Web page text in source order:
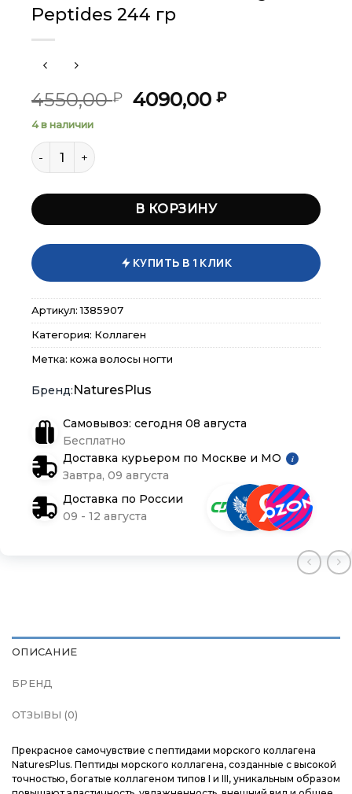
Peptides 244 гр
4550,00₽ Первоначальная
4090,00₽Текущая
4 в наличии
Количество товара NaturesPlus Marine Collagen
В КОРЗИНУ
КУПИТЬ В 1 КЛИК
Артикул:1385907
Категория: Коллаген
Метка: кожа волосы ногти
NaturesPlus
Самовывоз: сегодня 08 августа
Бесплатно
Доставка курьером по Москве и МО
i
Завтра, 09 августа
Доставка по России
09 - 12 августа
ОПИСАНИЕ
БРЕНД
ОТЗЫВЫ (0)
Прекрасное самочувствие с пептидами морского коллагена
NaturesPlus. Пептиды морского коллагена, созданные с высокой
точностью, богатые коллагеном типов I и III, уникальным образом
Меню
Каталог
Бренды
Магазины
Контакты
Доставка и оплата
Меню
Каталог
Бренды
Магазины
Контакты
Доставка и оплата
Меню
Каталог
Бренды
Магазины
Контакты
Доставка и оплата